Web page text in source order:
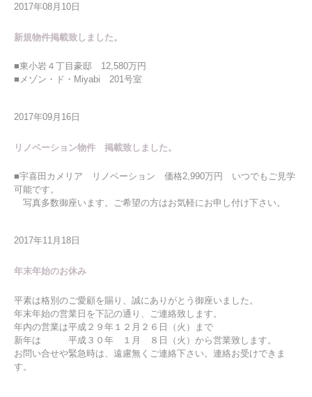
2017年08月10日
新規物件掲載致しました。
■東小岩４丁目豪邸 12,580万円
■メゾン・ド・Miyabi 201号室
2017年09月16日
リノベーション物件 掲載致しました。
■宇喜田カメリア リノベーション 価格2,990万円 いつでもご見学
可能です。
写真多数御座います。ご希望の方はお気軽にお申し付け下さい。
2017年11月18日
年末年始のお休み
平素は格別のご愛顧を賜り、誠にありがとう御座いました。
年末年始の営業日を下記の通り、ご連絡致します。
年内の営業は平成２９年１２月２６日（火）まで
新年は 平成３０年 １月 ８日（火）から営業致します。
お問い合せや緊急時は、遠慮無くご連絡下さい。連絡お受けできま
す。